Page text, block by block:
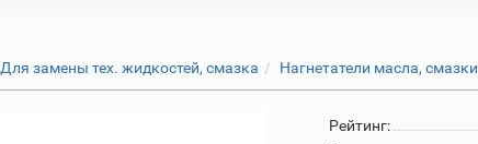
Для замены тех. жидкостей, смазка Нагнетатели масла, смазки
Рейтинг: